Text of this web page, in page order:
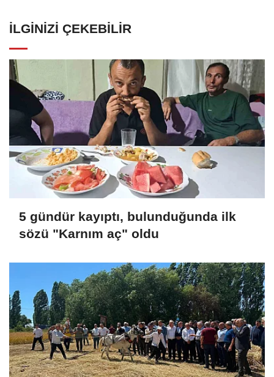
İLGINIZI ÇEKEBILIR
5 gündür kayıptı, bulunduğunda ilk
sözü "Karnım aç" oldu